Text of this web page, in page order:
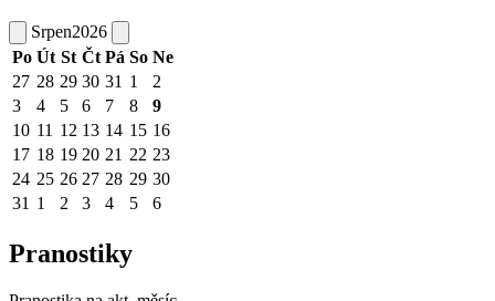
Srpen2026
Po Út St Čt Pá So Ne
27 28 29 30 31 1
2
3
4 5 6 7 8
9
10 11 12 13 14 15 16
17 18 19 20 21 22 23
24 25 26 27 28 29 30
31 1 2 3 4 5 6
Pranostiky